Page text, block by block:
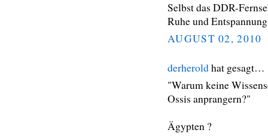
Selbst das DDR-
Ruhe und
AUGUST 02, 2010
derheroldhat gesagt…
"Warum keine
Ossis anprangern?"
Ägypten ?